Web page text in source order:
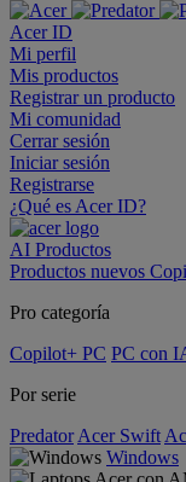
Acer ID
Mi perfil
Mis productos
Registrar un producto
Mi comunidad
Cerrar sesión
Iniciar sesión
Registrarse
¿Qué es Acer ID?
AI Productos
Productos nuevos
Pro categoría
Copilot+ PC PC con
Por serie
Predator Acer Swift
Windows